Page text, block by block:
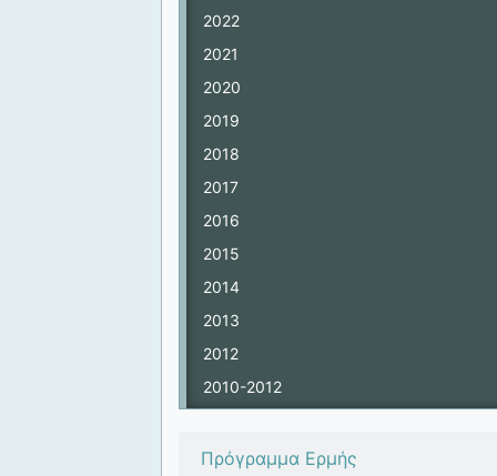
2022
2021
2020
2019
2018
2017
2016
2015
2014
2013
2012
2010-2012
Πρόγραμμα Ερμής